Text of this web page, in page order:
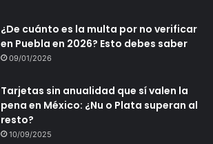
¿De cuánto es la multa por no verificar
en Puebla en 2026? Esto debes saber
09/01/2026
Tarjetas sin anualidad que sí valen la
pena en México: ¿Nu o Plata superan al
resto?
10/09/2025